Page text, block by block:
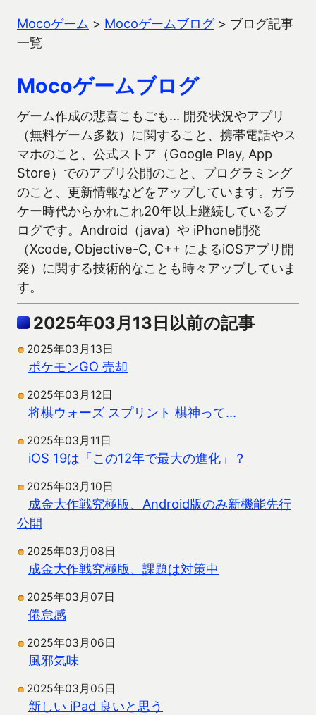
Mocoゲーム > Mocoゲームブログ> ブログ記事
一覧
Mocoゲームブログ
ゲーム作成の悲喜こもごも… 開発状況やアプリ
（無料ゲーム多数）に関すること、携帯電話やス
マホのこと、公式ストア（Google Play, App
Store）でのアプリ公開のこと、プログラミング
のこと、更新情報などをアップしています。ガラ
ケー時代からかれこれ20年以上継続しているブ
ログです。Android（java）や iPhone開発
（Xcode, Objective-C, C++ によるiOSアプリ開
発）に関する技術的なことも時々アップしていま
す。
2025年03月13日以前の記事
2025年03月13日
ポケモンGO 売却
2025年03月12日
将棋ウォーズ スプリント 棋神って…
2025年03月11日
iOS 19は「この12年で最大の進化」？
2025年03月10日
成金大作戦究極版、Android版のみ新機能先行
公開
2025年03月08日
成金大作戦究極版、課題は対策中
2025年03月07日
倦怠感
2025年03月06日
風邪気味
2025年03月05日
新しい iPad 良いと思う